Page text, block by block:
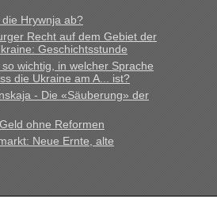
voll an den Grenzen Ukraine/
PKW ca. 10 h Wartezeit. Wollen
es sehr früh.“
Hrywnja ab?
Recht auf dem Gebiet der
Geschichtsstunde
wichtig, in welcher Sprache
die Ukraine am A... ist?
- Die «Säuberung» der
ohne Reformen
Neue Ernte, alte